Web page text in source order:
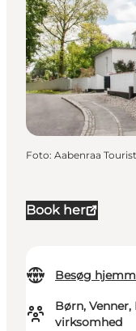
Book her
Besøg
Børn,
virksomhed
Foto: Aabenraa Tourist